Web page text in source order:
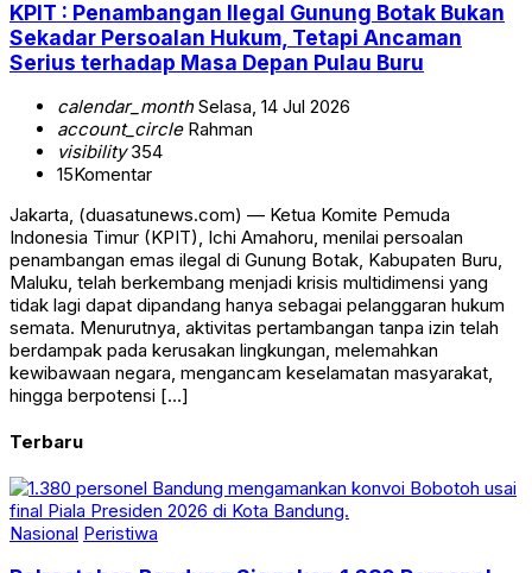
KPIT : Penambangan Ilegal Gunung Botak Bukan
Sekadar Persoalan Hukum, Tetapi Ancaman
Serius terhadap Masa Depan Pulau Buru
calendar_monthSelasa, 14 Jul 2026
account_circleRahman
visibility354
15Komentar
Jakarta, (duasatunews.com) — Ketua Komite Pemuda
Indonesia Timur (KPIT), Ichi Amahoru, menilai persoalan
penambangan emas ilegal di Gunung Botak, Kabupaten Buru,
Maluku, telah berkembang menjadi krisis multidimensi yang
tidak lagi dapat dipandang hanya sebagai pelanggaran hukum
semata. Menurutnya, aktivitas pertambangan tanpa izin telah
berdampak pada kerusakan lingkungan, melemahkan
kewibawaan negara, mengancam keselamatan masyarakat,
hingga berpotensi […]
Terbaru
Nasional Peristiwa